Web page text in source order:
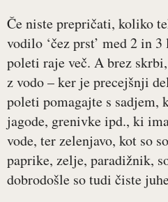
Če niste prepričati, koliko
vodilo ‘čez prst’ med 2 in
poleti raje več. A brez
z vodo – ker je precejšnji
poleti pomagajte s sadjem,
jagode, grenivke ipd., ki
vode, ter zelenjavo, kot so
paprike, zelje, paradižnik,
dobrodošle so tudi čiste